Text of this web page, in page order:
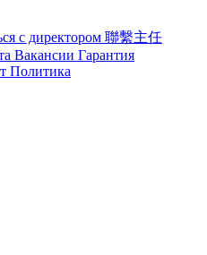
с директором 聯繫主任
Вакансии Гарантия
Политика